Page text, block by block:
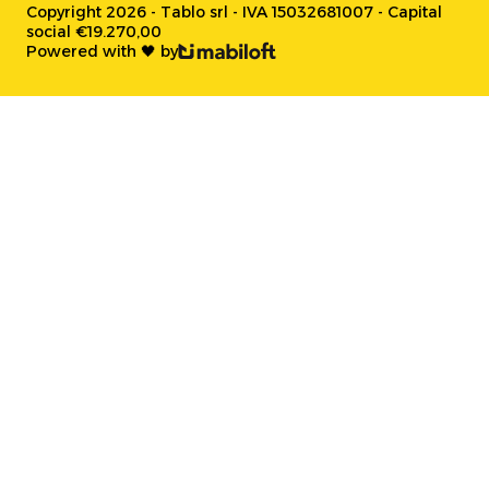
Copyright 2026 - Tablo srl - IVA 15032681007 - Capital
social €19.270,00
Powered with 🖤 by